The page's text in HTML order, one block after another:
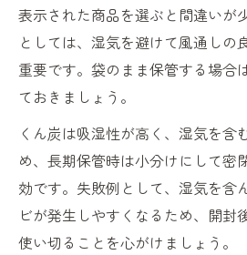
表示された商品を選ぶと間違いが
としては、湿気を避けて風通しの
重要です。袋のまま保管する場合
ておきましょう。
くん炭は吸湿性が高く、湿気を含
め、長期保管時は小分けにして密
効です。失敗例として、湿気を含
ビが発生しやすくなるため、開封
使い切ることを心がけましょう。